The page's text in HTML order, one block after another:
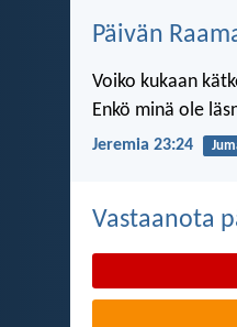
Päivän
Voiko kukaan
Enkö minä ole
Jeremia 23:24
Vastaanota